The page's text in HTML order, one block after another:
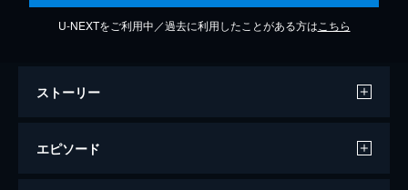
U-NEXTをご利用中／過去に利用したことがある方は こちら
ストーリー
エピソード